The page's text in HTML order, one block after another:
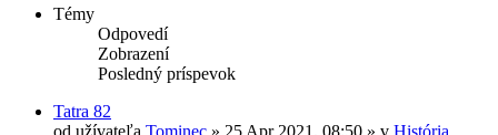
Témy
Odpovedí
Zobrazení
Posledný príspevok
Tatra 82
od užívateľa Tominec » 25 Apr 2021, 08:50 » v História